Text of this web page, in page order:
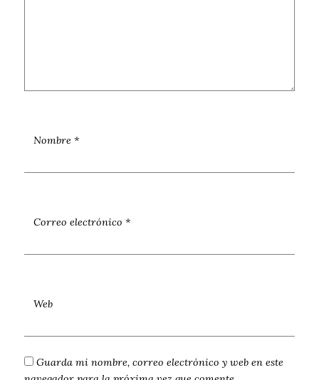
Nombre*
Correo electrónico*
Web
Guarda mi nombre, correo electrónico y web en este